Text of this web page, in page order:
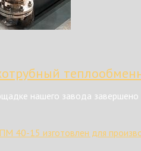
нашего завода